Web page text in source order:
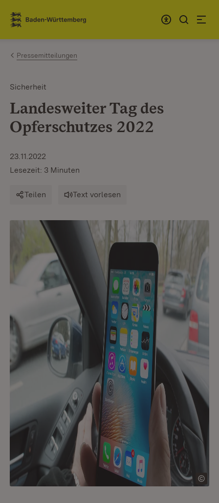
Zum Inhalt springen
Link zur Startseite
Pressemitteilungen
Sicherheit
Landesweiter Tag des
Opferschutzes 2022
23.11.2022
Lesezeit: 3 Minuten
Teilen Text vorlesen